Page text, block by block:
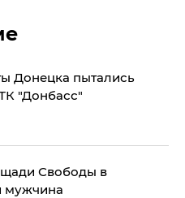
Донецка пытались
"Донбасс"
Свободы в
мужчина